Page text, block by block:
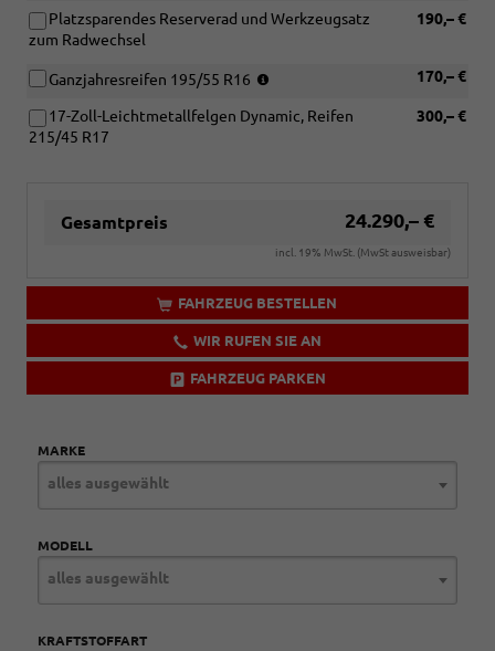
190,– €
Platzsparendes Reserverad und Werkzeugsatz
zum Radwechsel
170,– €
Ganzjahresreifen 195/55 R16
Verbindung
Leichtmetallfelgen
Dynamic,
17"
Leichtmetallfelgen
Dynamic
glanzgedreht,
[PUT]
18-
Leichtmetallfelgen
glanzgedreht)
300,– €
17-Zoll-Leichtmetallfelgen Dynamic, Reifen
215/45 R17
Gesamtpreis 24.290,– €
incl. 19% MwSt. (MwSt ausweisbar)
FAHRZEUG BESTELLEN
WIR RUFEN SIE AN
FAHRZEUG PARKEN
MARKE
alles ausgewählt
MODELL
alles ausgewählt
KRAFTSTOFFART